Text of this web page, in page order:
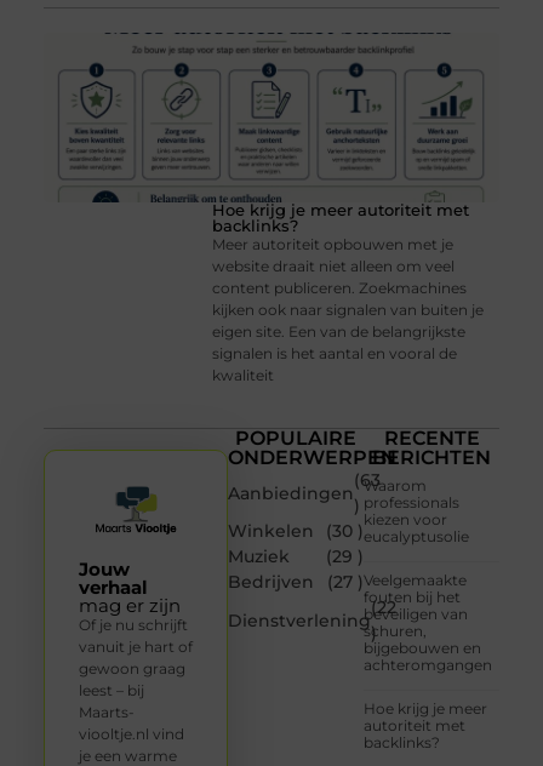
Hoe krijg je meer autoriteit met
backlinks?
Meer autoriteit opbouwen met je
website draait niet alleen om veel
content publiceren. Zoekmachines
kijken ook naar signalen van buiten je
eigen site. Een van de belangrijkste
signalen is het aantal en vooral de
kwaliteit
POPULAIRE
ONDERWERPEN
Aanbiedingen
(63
)
Winkelen
(30 )
Muziek
(29 )
Bedrijven
(27 )
Dienstverlening
(22
)
RECENTE
BERICHTEN
Waarom
professionals
kiezen voor
eucalyptusolie
Veelgemaakte
fouten bij het
beveiligen van
schuren,
bijgebouwen en
achteromgangen
Hoe krijg je meer
autoriteit met
backlinks?
Jouw
verhaal
mag er zijn
Of je nu schrijft
vanuit je hart of
gewoon graag
leest – bij
Maarts-
viooltje.nl vind
je een warme